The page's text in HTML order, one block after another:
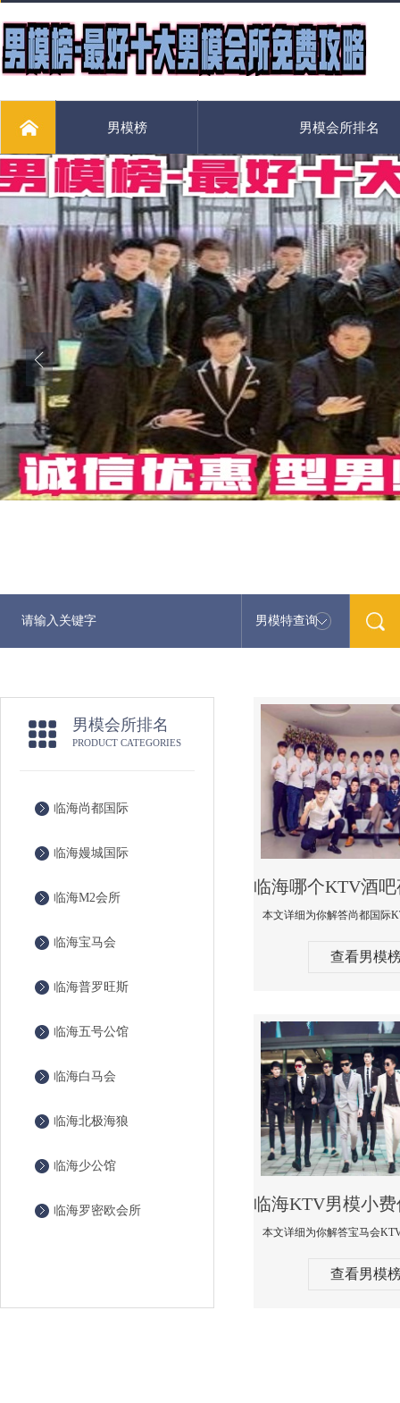
男模榜 男模会所排名
男模特查询
男模会所排名
PRODUCT CATEGORIES
临海尚都国际
临海嫚城国际
临海M2会所
临海宝马会
临海普罗旺斯
临海五号公馆
临海白马会
临海北极海狼
临海少公馆
临海罗密欧会所
查看男模
查看男模